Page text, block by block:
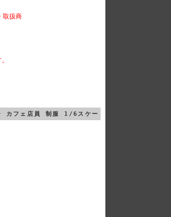
取扱商
カフェ店員 制服 1/6スケー